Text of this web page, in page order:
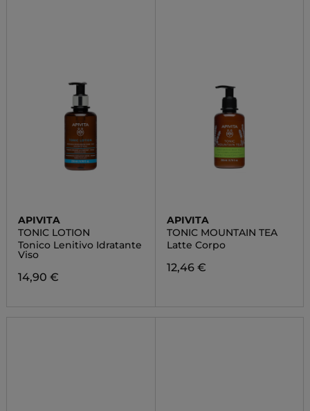
APIVITA
TONIC LOTION
Tonico Lenitivo Idratante
Viso
14,90 €
APIVITA
TONIC MOUNTAIN TEA
Latte Corpo
12,46 €